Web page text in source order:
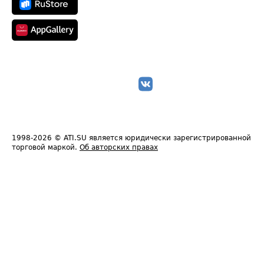
1998-2026 © ATI.SU является юридически зарегистрированной
торговой маркой. Об авторских правах